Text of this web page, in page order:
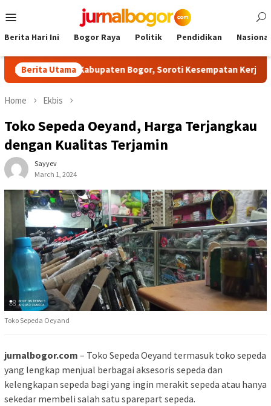
to
Menu
Berita Hari Ini Bogor Raya Politik Pendidikan Nasional
Berita Utama
Kabupaten Bogor, Soroti Kesempatan Kerja yang Setara
Home Ekbis
Toko Sepeda Oeyand, Harga Terjangkau
dengan Kualitas Terjamin
Sayyev
March 1, 2024
Toko Sepeda Oeyand
jurnalbogor.com – Toko Sepeda Oeyand termasuk toko sepeda
yang lengkap menjual berbagai aksesoris sepeda dan
kelengkapan sepeda bagi yang ingin merakit sepeda atau hanya
sekedar membeli salah satu sparepart sepeda.